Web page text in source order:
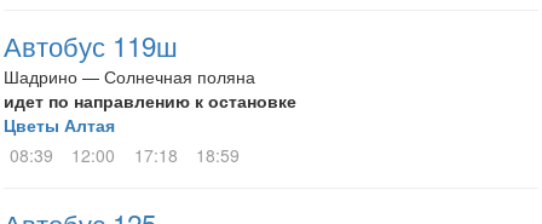
Автобус 119ш
Шадрино — Солнечная поляна
идет по направлению к остановке
Цветы Алтая
08:39
12:00 17:18 18:59